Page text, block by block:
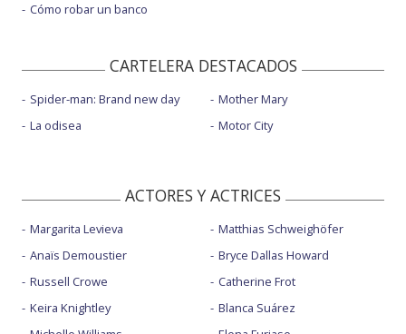
Cómo robar un banco
CARTELERA DESTACADOS
Spider-man: Brand new day
La odisea
Mother Mary
Motor City
ACTORES Y ACTRICES
Margarita Levieva
Anaïs Demoustier
Russell Crowe
Keira Knightley
Matthias Schweighöfer
Bryce Dallas Howard
Catherine Frot
Blanca Suárez